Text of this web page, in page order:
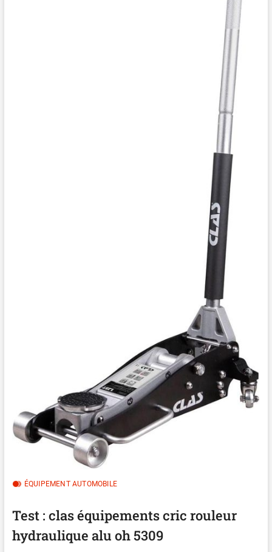
ÉQUIPEMENT AUTOMOBILE
Test : clas équipements cric rouleur
hydraulique alu oh 5309